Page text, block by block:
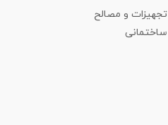
تجهیزات و مصالح
ساختمانی